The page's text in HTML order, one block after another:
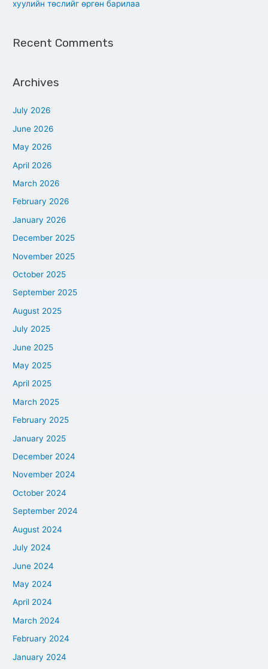
хуулийн төслийг өргөн барилаа
Recent Comments
Archives
July 2026
June 2026
May 2026
April 2026
March 2026
February 2026
January 2026
December 2025
November 2025
October 2025
September 2025
August 2025
July 2025
June 2025
May 2025
April 2025
March 2025
February 2025
January 2025
December 2024
November 2024
October 2024
September 2024
August 2024
July 2024
June 2024
May 2024
April 2024
March 2024
February 2024
January 2024